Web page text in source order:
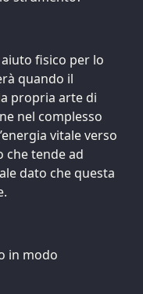
aiuto fisico per lo
quando il
propria arte di
nel complesso
vitale verso
che tende ad
dato che questa
in modo